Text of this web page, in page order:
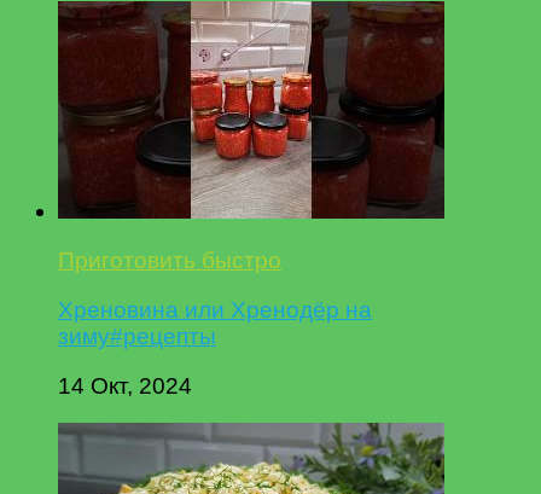
Приготовить быстро
Хреновина или Хренодёр на
зиму#рецепты
14 Окт, 2024